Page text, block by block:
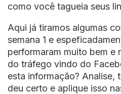
como você tagueia seus
Aqui já tiramos algumas
semana 1 e
performaram muito bem e
do tráfego vindo do
esta informação? Analise,
deu certo e aplique isso